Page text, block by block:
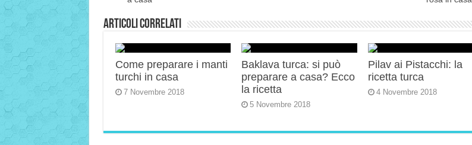
Articoli correlati
Come preparare i manti
turchi in casa
7 Novembre 2018
Baklava turca: si può
preparare a casa? Ecco
la ricetta
5 Novembre 2018
Pilav ai Pistacchi: la
ricetta turca
4 Novembre 2018